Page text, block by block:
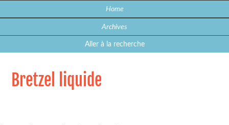
Home
Archives
Aller à la recherche
Bretzel liquide